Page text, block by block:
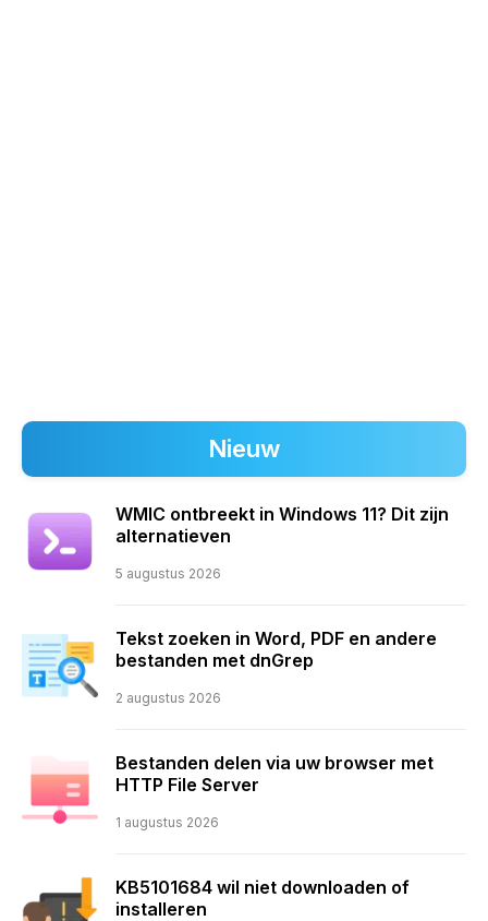
Nieuw
WMIC ontbreekt in Windows 11? Dit zijn
alternatieven
5 augustus 2026
Tekst zoeken in Word, PDF en andere
bestanden met dnGrep
2 augustus 2026
Bestanden delen via uw browser met
HTTP File Server
1 augustus 2026
KB5101684 wil niet downloaden of
installeren